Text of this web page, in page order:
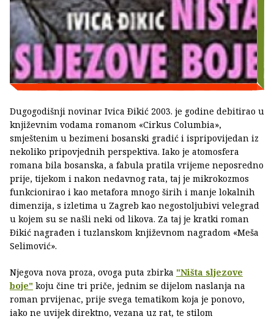
Dugogodišnji novinar Ivica Ðikić 2003. je godine debitirao u
književnim vodama romanom «Cirkus Columbia»,
smještenim u bezimeni bosanski gradić i ispripovijedan iz
nekoliko pripovjednih perspektiva. Iako je atomosfera
romana bila bosanska, a fabula pratila vrijeme neposredno
prije, tijekom i nakon nedavnog rata, taj je mikrokozmos
funkcionirao i kao metafora mnogo širih i manje lokalnih
dimenzija, s izletima u Zagreb kao negostoljubivi velegrad
u kojem su se našli neki od likova. Za taj je kratki roman
Ðikić nagrađen i tuzlanskom književnom nagradom «Meša
Selimović».
Njegova nova proza, ovoga puta zbirka "Ništa sljezove
boje" koju čine tri priče, jednim se dijelom naslanja na
roman prvijenac, prije svega tematikom koja je ponovo,
iako ne uvijek direktno, vezana uz rat, te stilom